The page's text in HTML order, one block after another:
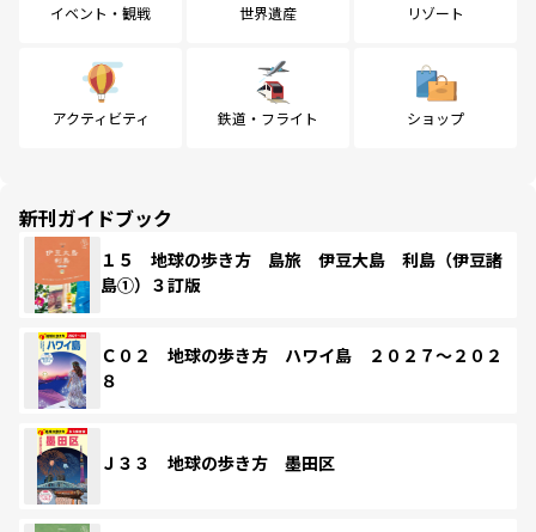
イベント・観戦 世界遺産 リゾート
アクティビティ 鉄道・フライト ショップ
新刊ガイドブック
１５ 地球の歩き方 島旅 伊豆大島 利島（伊豆諸
島①）３訂版
Ｃ０２ 地球の歩き方 ハワイ島 ２０２７～２０２
８
Ｊ３３ 地球の歩き方 墨田区